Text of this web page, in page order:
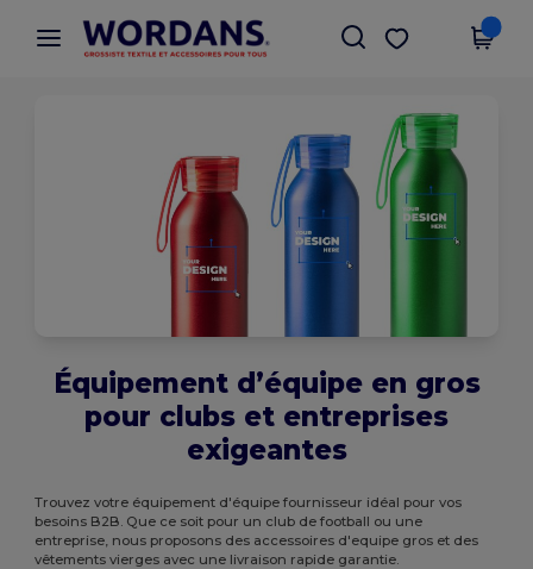
× Appli Wordans
Meilleurs prix sur l’app !
Obtenir l'appli
Équipement d’équipe en gros
pour clubs et entreprises
exigeantes
Trouvez votre équipement d'équipe fournisseur idéal pour vos
besoins B2B. Que ce soit pour un club de football ou une
entreprise, nous proposons des accessoires d'equipe gros et des
vêtements vierges avec une livraison rapide garantie.